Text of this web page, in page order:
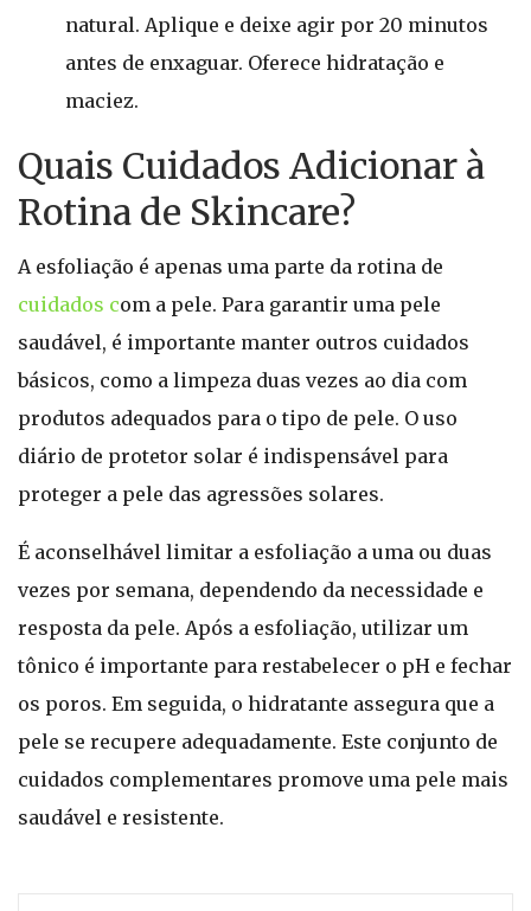
natural. Aplique e deixe agir por 20 minutos
antes de enxaguar. Oferece hidratação e
maciez.
Quais Cuidados Adicionar à
Rotina de Skincare?
A esfoliação é apenas uma parte da rotina de
cuidados com a pele. Para garantir uma pele
saudável, é importante manter outros cuidados
básicos, como a limpeza duas vezes ao dia com
produtos adequados para o tipo de pele. O uso
diário de protetor solar é indispensável para
proteger a pele das agressões solares.
É aconselhável limitar a esfoliação a uma ou duas
vezes por semana, dependendo da necessidade e
resposta da pele. Após a esfoliação, utilizar um
tônico é importante para restabelecer o pH e fechar
os poros. Em seguida, o hidratante assegura que a
pele se recupere adequadamente. Este conjunto de
cuidados complementares promove uma pele mais
saudável e resistente.